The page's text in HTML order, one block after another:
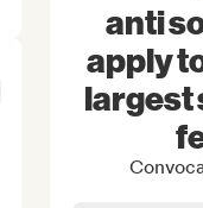
anti
apply
largest